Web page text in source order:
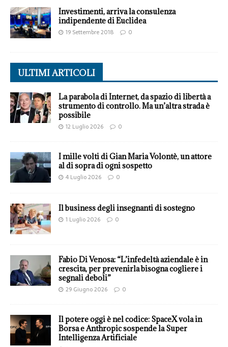
Investimenti, arriva la consulenza
indipendente di Euclidea
19 Settembre 2018 0
ULTIMI ARTICOLI
La parabola di Internet, da spazio di libertà a
strumento di controllo. Ma un’altra strada è
possibile
12 Luglio 2026 0
I mille volti di Gian Maria Volontè, un attore
al di sopra di ogni sospetto
4 Luglio 2026 0
Il business degli insegnanti di sostegno
1 Luglio 2026 0
Fabio Di Venosa: “L’infedeltà aziendale è in
crescita, per prevenirla bisogna cogliere i
segnali deboli”
29 Giugno 2026 0
Il potere oggi è nel codice: SpaceX vola in
Borsa e Anthropic sospende la Super
Intelligenza Artificiale